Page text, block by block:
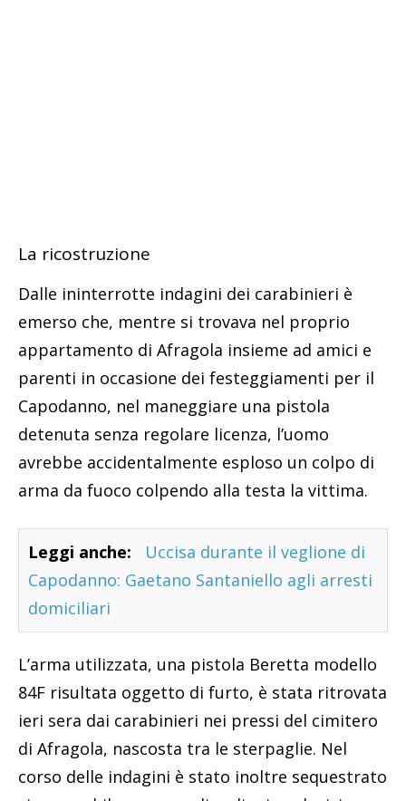
La ricostruzione
Dalle ininterrotte indagini dei carabinieri è
emerso che, mentre si trovava nel proprio
appartamento di Afragola insieme ad amici e
parenti in occasione dei festeggiamenti per il
Capodanno, nel maneggiare una pistola
detenuta senza regolare licenza, l’uomo
avrebbe accidentalmente esploso un colpo di
arma da fuoco colpendo alla testa la vittima.
Leggi anche:
Uccisa durante il veglione di
Capodanno: Gaetano Santaniello agli arresti
domiciliari
L’arma utilizzata, una pistola Beretta modello
84F risultata oggetto di furto, è stata ritrovata
ieri sera dai carabinieri nei pressi del cimitero
di Afragola, nascosta tra le sterpaglie. Nel
corso delle indagini è stato inoltre sequestrato